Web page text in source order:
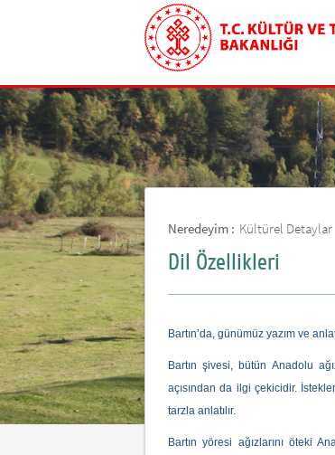
Neredeyim : Kültürel Detaylar
Dil Özellikleri
Bartın’da, günümüz yazım ve
Bartın şivesi, bütün Anadolu
açısından da ilgi çekicidir.
tarzla anlatılır.
Bartın yöresi ağızlarını öteki